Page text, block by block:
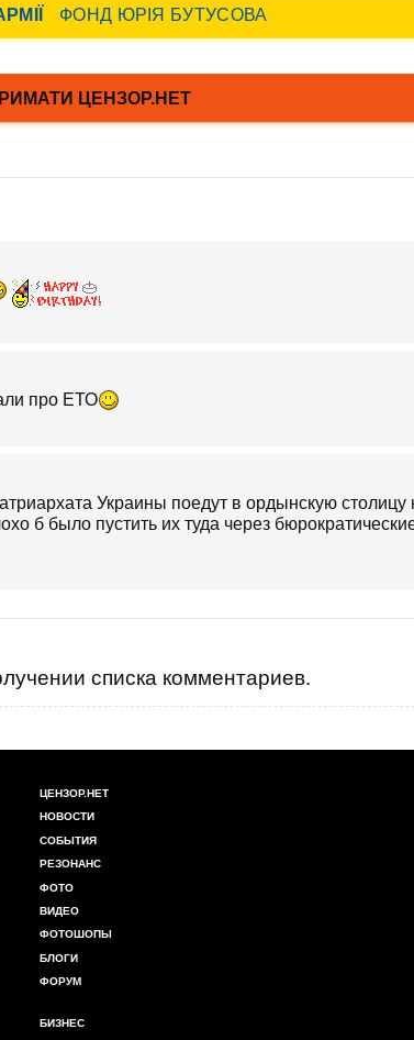
про ЕТО
Украины поедут в ордынскую столицу
б было пустить их туда через
списка комментариев.
ЦЕНЗОР.НЕТ
НОВОСТИ
СОБЫТИЯ
РЕЗОНАНС
ФОТО
ВИДЕО
ФОТОШОПЫ
БЛОГИ
ФОРУМ
БИЗНЕС